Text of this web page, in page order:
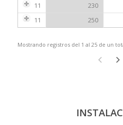
11
230
11
250
Mostrando registros del 1 al 25 de un